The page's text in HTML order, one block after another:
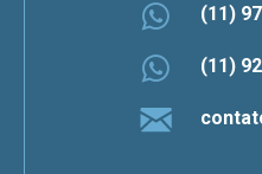
(11)
(11)